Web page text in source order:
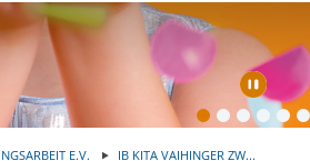
in unserenDatenschutzhinweisen
Funktionen für diese Zwecke
mittels nachfolgender Buttons
erteilte Einwilligung stets für die
sich nicht auf notwendige
E.V. IB KITA VAIHINGER ZW...